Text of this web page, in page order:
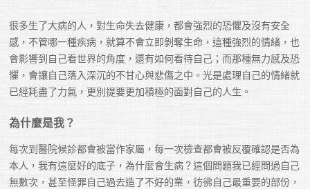
很多生了大病的人，對生命失去健康，都會強烈的恐懼及沒有安全
感，不管哪一種疾病，就算不會立即剝奪生命，這種強烈的情緒，也
會影響到自己看世界的角度，還有如何看待自己；而那種無力感及恐
懼，會讓自己落入深沉的不甘心與悲傷之中。光是處理自己的情緒就
已經耗盡了力氣，更別提要更加積極的面對自己的人生。
為什麼是我？
每次到醫院候診都會被當作家屬，每一次檢查都會被反覆確認是否為
本人，我有這麼好的底子，為什麼會生病？這個問題我已經問過自己
無數次，甚至怪罪自己過去造了不好的業，彷彿自己最重要的部份，